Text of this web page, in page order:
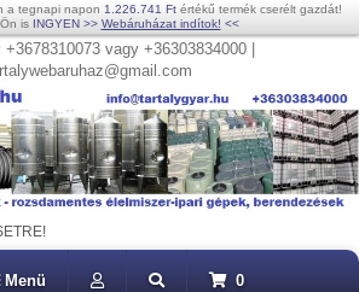
a tegnapi napon 1.226.741 Ftértékű termék cserélt gazdát!
is INGYEN >> Webáruházat indítok! <<
+3678310073 vagy +36303834000 |
Menü 0